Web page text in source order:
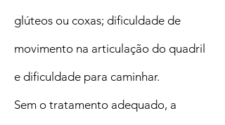
glúteos ou coxas; dificuldade de
movimento na articulação do quadril
e dificuldade para caminhar.
Sem o tratamento adequado, a